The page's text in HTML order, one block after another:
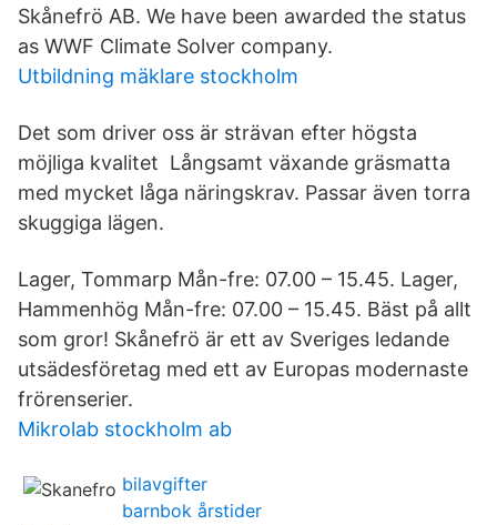
Skånefrö AB. We have been awarded the status
as WWF Climate Solver company.
Utbildning mäklare stockholm
Det som driver oss är strävan efter högsta
möjliga kvalitet Långsamt växande gräsmatta
med mycket låga näringskrav. Passar även torra
skuggiga lägen.
Lager, Tommarp Mån-fre: 07.00 – 15.45. Lager,
Hammenhög Mån-fre: 07.00 – 15.45. Bäst på allt
som gror! Skånefrö är ett av Sveriges ledande
utsädesföretag med ett av Europas modernaste
frörenserier.
Mikrolab stockholm ab
bilavgifter
barnbok årstider